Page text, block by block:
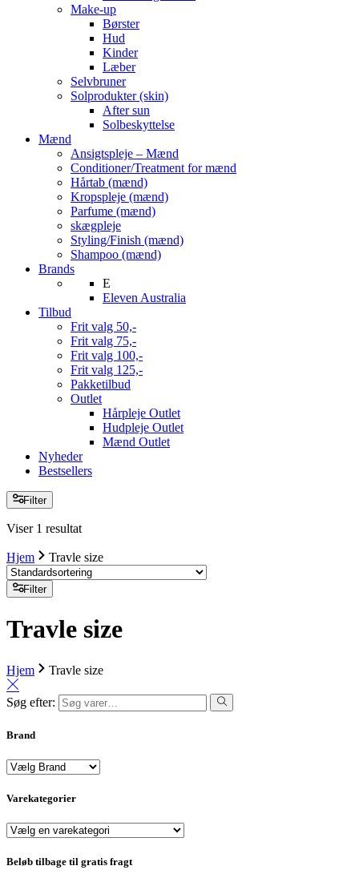
Make-up
Børster
Hud
Kinder
Læber
Selvbruner
Solprodukter (skin)
After sun
Solbeskyttelse
Mænd
Ansigtspleje – Mænd
Conditioner/Treatment for mænd
Hårtab (mænd)
Kropspleje (mænd)
Parfume (mænd)
skægpleje
Styling/Finish (mænd)
Shampoo (mænd)
Brands
E
Eleven Australia
Tilbud
Frit valg 50,-
Frit valg 75,-
Frit valg 100,-
Frit valg 125,-
Pakketilbud
Outlet
Hårpleje Outlet
Hudpleje Outlet
Mænd Outlet
Nyheder
Bestsellers
Filter
Viser 1 resultat
Hjem Travle size
Filter
Travle size
Hjem Travle size
Søg efter:
Brand
Varekategorier
Beløb tilbage til gratis fragt